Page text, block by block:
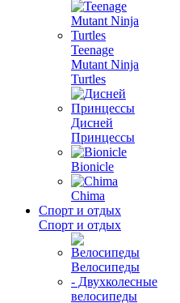
Teenage
Mutant Ninja
Turtles
Дисней
Принцессы
Bionicle
Chima
Спорт и отдых
Спорт и отдых
Велосипеды
- Двухколесные
велосипеды